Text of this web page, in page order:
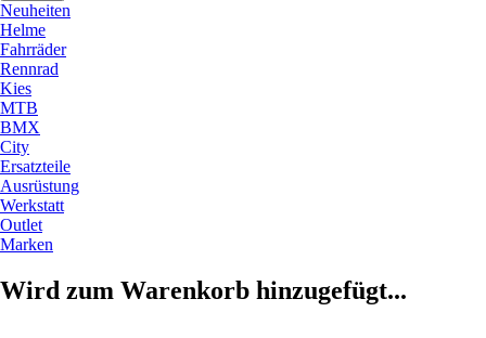
Neuheiten
Helme
Fahrräder
Rennrad
Kies
MTB
BMX
City
Ersatzteile
Ausrüstung
Werkstatt
Outlet
Marken
Wird zum Warenkorb hinzugefügt...